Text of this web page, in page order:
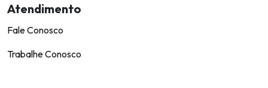
Atendimento
Fale Conosco
Trabalhe Conosco